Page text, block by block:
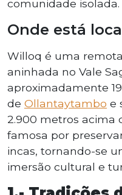
comunidade isolada.
Onde está
Willoq é uma
aninhada no Vale
aproximadamente
de Ollantaytambo e
2.900 metros acima
famosa por
incas, tornando-se
imersão cultural e